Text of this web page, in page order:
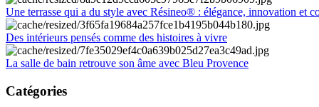
Une terrasse qui a du style avec Résineo® : élégance, innovation et
Des intérieurs pensés comme des histoires à vivre
La salle de bain retrouve son âme avec Bleu Provence
Catégories